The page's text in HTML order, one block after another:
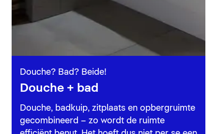
Douche? Bad? Beide!
Douche + bad
Douche, badkuip, zitplaats en opbergruimte
gecombineerd – zo wordt de ruimte